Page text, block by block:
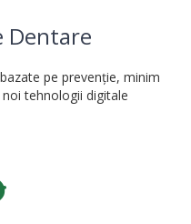
Dentare
pe prevenție, minim
tehnologii digitale